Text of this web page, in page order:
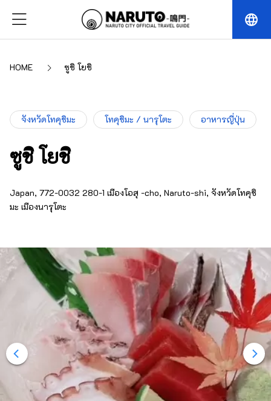
language
HOME ซูชิ โยชิ
จังหวัดโทคุชิมะ โทคุชิมะ / นารุโตะ อาหารญี่ปุ่น
ซูชิ โยชิ
Japan, 772-0032 280-1 เมืองโอสุ -cho, Naruto-shi, จังหวัดโทคุชิ
มะ เมืองนารุโตะ